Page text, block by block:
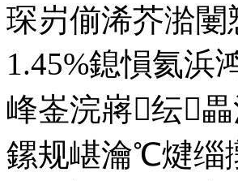
琛岃偂浠芥湁
1.45%鎴愪氦浜
峰崟浣嶈纭
鏍规嵁瀹℃煡缁